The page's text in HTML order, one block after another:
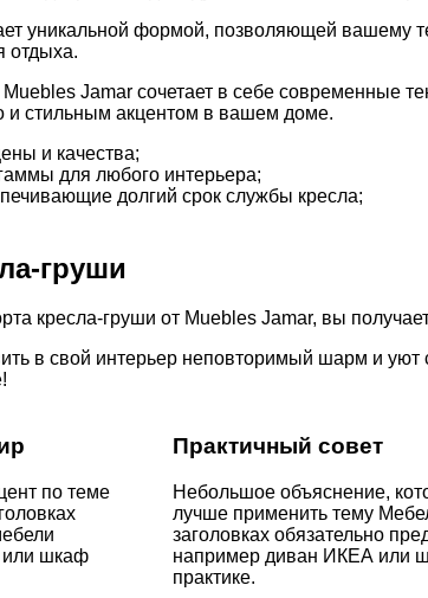
уникальной формой, позволяющей вашему
отдыха.
Jamar сочетает в себе современные
стильным акцентом в вашем доме.
и качества;
для любого интерьера;
долгий срок службы кресла;
груши
кресла-груши от Muebles Jamar, вы
в свой интерьер неповторимый шарм и
по теме
шкаф
Практичный совет
Небольшое объяснение,
лучше применить тему
заголовках обязательно
например диван ИКЕА или
практике.